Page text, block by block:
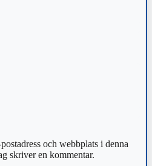
och webbplats i denna
skriver en kommentar.